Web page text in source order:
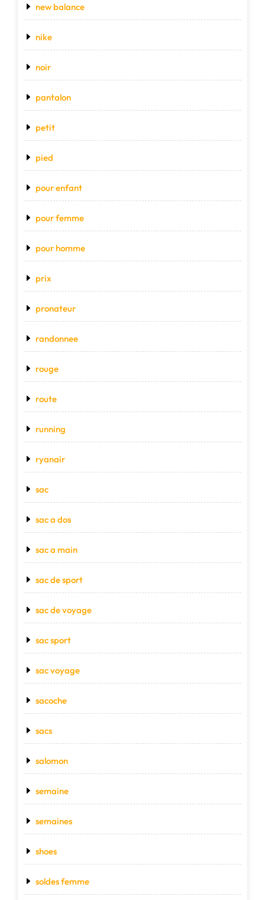
new balance
nike
noir
pantalon
petit
pied
pour enfant
pour femme
pour homme
prix
pronateur
randonnee
rouge
route
running
ryanair
sac
sac a dos
sac a main
sac de sport
sac de voyage
sac sport
sac voyage
sacoche
sacs
salomon
semaine
semaines
shoes
soldes femme